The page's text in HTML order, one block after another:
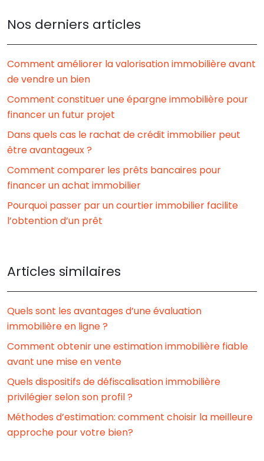
Nos derniers articles
Comment améliorer la valorisation immobilière avant
de vendre un bien
Comment constituer une épargne immobilière pour
financer un futur projet
Dans quels cas le rachat de crédit immobilier peut
être avantageux ?
Comment comparer les prêts bancaires pour
financer un achat immobilier
Pourquoi passer par un courtier immobilier facilite
l’obtention d’un prêt
Articles similaires
Quels sont les avantages d’une évaluation
immobilière en ligne ?
Comment obtenir une estimation immobilière fiable
avant une mise en vente
Quels dispositifs de défiscalisation immobilière
privilégier selon son profil ?
Méthodes d’estimation: comment choisir la meilleure
approche pour votre bien?